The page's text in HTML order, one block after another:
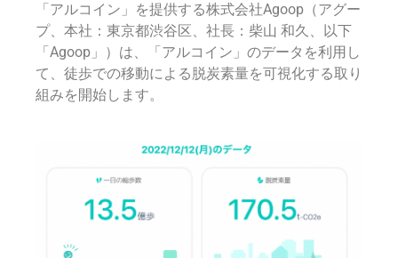
「アルコイン」を提供する株式会社Agoop（アグー
プ、本社：東京都渋谷区、社長：柴山 和久、以下
「Agoop」）は、「アルコイン」のデータを利用し
て、徒歩での移動による脱炭素量を可視化する取り
組みを開始します。